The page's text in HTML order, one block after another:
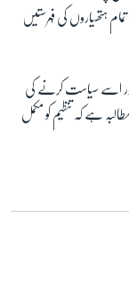
ہتھیاروں کی فہرستیں
اسے سیاست کرنے کی
ہے کہ تنظیم کو مکمل